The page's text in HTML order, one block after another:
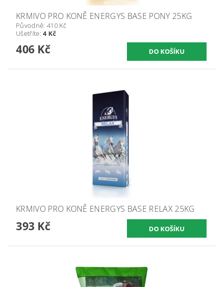
KRMIVO PRO KONĚ ENERGYS BASE PONY 25KG
Původně: 410 Kč
Ušetříte:4 Kč
406 Kč
KRMIVO PRO KONĚ ENERGYS BASE RELAX 25KG
393 Kč